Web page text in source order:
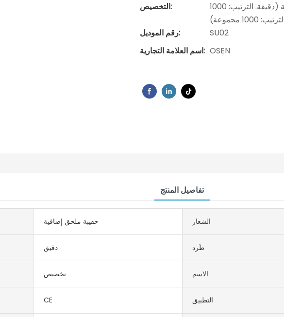
التخصيص:
شعار مخصص (دقيقة. الترتيب: 1000 مجموعة) ، عبوة مخصصة (دقيقة. الترتيب: 1000
مجموعة)
رقم الموديل:
SU02
اسم العلامة التجارية: OSEN
تفاصيل المنتج
حقيبة ملحق إضافية الشعار
دقيق طَرد
تخصيص الاسم
CE التطبيق